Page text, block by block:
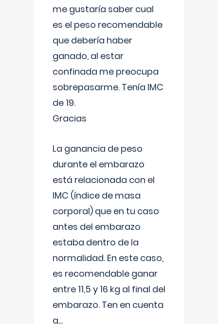
me gustaría saber cual
es el peso recomendable
que debería haber
ganado, al estar
confinada me preocupa
sobrepasarme. Tenía IMC
de 19.
Gracias
La ganancia de peso
durante el embarazo
está relacionada con el
IMC (índice de masa
corporal) que en tu caso
antes del embarazo
estaba dentro de la
normalidad. En este caso,
es recomendable ganar
entre 11,5 y 16 kg al final del
embarazo. Ten en cuenta
q...